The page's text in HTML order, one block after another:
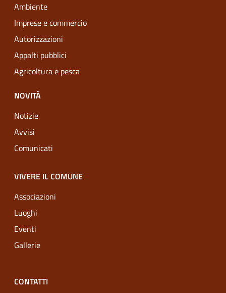
Ambiente
Imprese e commercio
Autorizzazioni
Appalti pubblici
Agricoltura e pesca
NOVITÀ
Notizie
Avvisi
Comunicati
VIVERE IL COMUNE
Associazioni
Luoghi
Eventi
Gallerie
CONTATTI